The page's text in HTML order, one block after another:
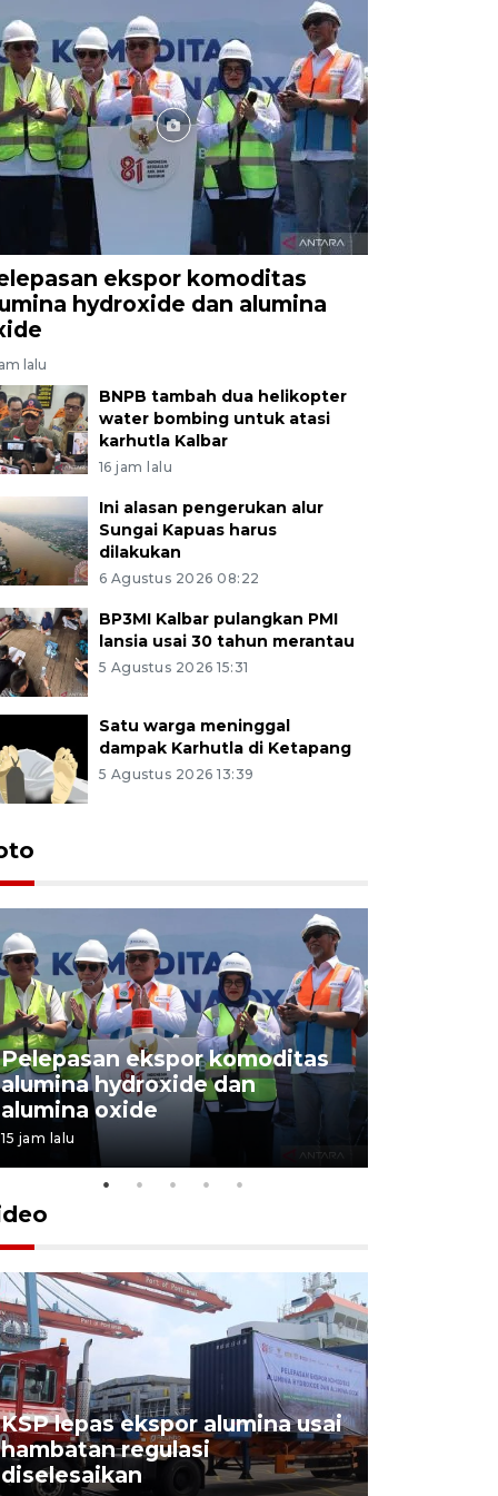
ekspor komoditas
hydroxide dan alumina
lalu
BNPB tambah dua helikopter
water bombing untuk atasi
karhutla Kalbar
16 jam lalu
Ini alasan pengerukan alur
Sungai Kapuas harus
dilakukan
6 Agustus 2026 08:22
BP3MI Kalbar pulangkan PMI
lansia usai 30 tahun merantau
5 Agustus 2026 15:31
Satu warga meninggal
dampak Karhutla di Ketapang
5 Agustus 2026 13:39
Pelepasan ekspor komoditas
alumina hydroxide dan
alumina oxide
15 jam lalu
KSP lepas ekspor alumina usai
hambatan regulasi
diselesaikan